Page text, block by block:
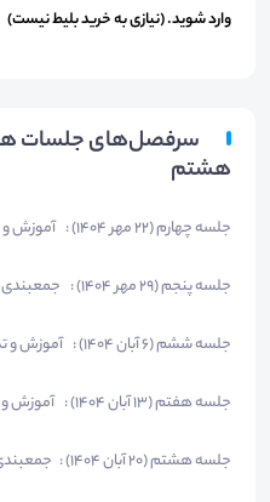
وارد شوید. (نیازی به خرید بلیط نیست)
هشتم
جلسه چهارم (22 مهر 1404) : آموزش و تدریس مطالب صفحات 19 تا 28
جلسه پنجم (29 مهر 1404) : جمعبندی و حل نمونه سوالات پر تکرار فصل2
جلسه ششم (6 آبان 1404) : آموزش و تدریس مطالب صفحات 29 تا 37
جلسه هفتم (13 آبان 1404) : آموزش و تدریس مطالب صفحات 38 تا 50
جلسه هشتم (20 آبان 1404) : جمعبندی و حل نمونه سوالات پر تکرار فصل3